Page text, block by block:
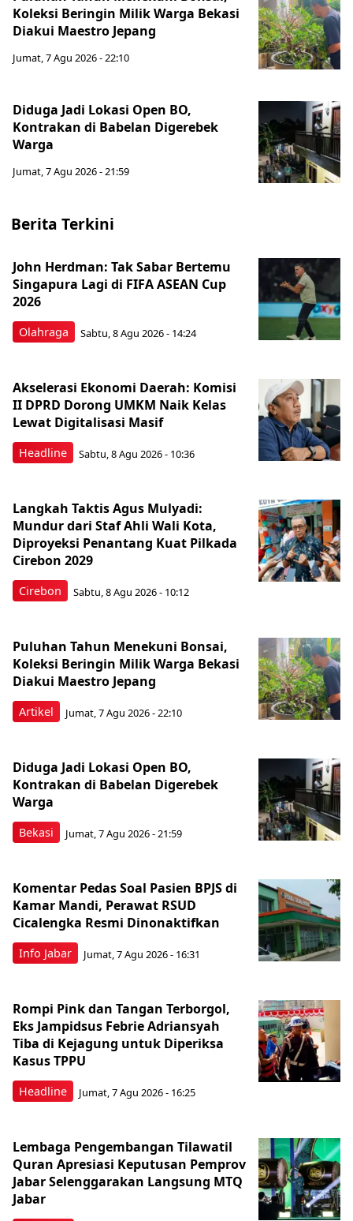
Koleksi Beringin Milik Warga Bekasi
Diakui Maestro Jepang
Jumat, 7 Agu 2026 - 22:10
Diduga Jadi Lokasi Open BO,
Kontrakan di Babelan Digerebek
Warga
Jumat, 7 Agu 2026 - 21:59
Berita Terkini
Olahraga
John Herdman: Tak Sabar Bertemu
Singapura Lagi di FIFA ASEAN Cup
2026
Sabtu, 8 Agu 2026 - 14:24
Headline
Akselerasi Ekonomi Daerah: Komisi
II DPRD Dorong UMKM Naik Kelas
Lewat Digitalisasi Masif
Sabtu, 8 Agu 2026 - 10:36
Cirebon
Langkah Taktis Agus Mulyadi:
Mundur dari Staf Ahli Wali Kota,
Diproyeksi Penantang Kuat Pilkada
Cirebon 2029
Sabtu, 8 Agu 2026 - 10:12
Artikel
Puluhan Tahun Menekuni Bonsai,
Koleksi Beringin Milik Warga Bekasi
Diakui Maestro Jepang
Jumat, 7 Agu 2026 - 22:10
Bekasi
Diduga Jadi Lokasi Open BO,
Kontrakan di Babelan Digerebek
Warga
Jumat, 7 Agu 2026 - 21:59
Info Jabar
Komentar Pedas Soal Pasien BPJS di
Kamar Mandi, Perawat RSUD
Cicalengka Resmi Dinonaktifkan
Jumat, 7 Agu 2026 - 16:31
Headline
Rompi Pink dan Tangan Terborgol,
Eks Jampidsus Febrie Adriansyah
Tiba di Kejagung untuk Diperiksa
Kasus TPPU
Jumat, 7 Agu 2026 - 16:25
Lembaga Pengembangan Tilawatil
Quran Apresiasi Keputusan Pemprov
Jabar Selenggarakan Langsung MTQ
Jabar